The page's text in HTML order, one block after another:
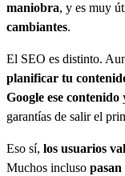
maniobra, y es muy
cambiantes.
El SEO es distinto.
planificar tu
Google ese contenido
garantías de salir el
Eso sí, los usuarios
Muchos incluso